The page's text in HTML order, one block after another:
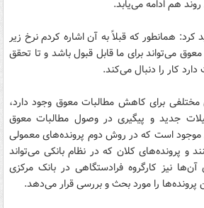
همانطور که قبلاً به آن اشاره کردم نرخ زیر
معوق می‌تواند برای ما قابل قبول باشد و تا تحقق
کار را دنبال می‌کند.
مختلفی برای کاهش مطالبات معوق وجود دارد،
جدید و پیگیری در وصول مطالبات معوق
موجود است که در روش دوم پرونده‌های معمولی
و پرونده‌های کلان که در نظام بانکی می‌تواند
برای آن‌ها نیز کارگروه فرادستگاهی در بانک مرکزی
را مورد بحث و بررسی قرار می‌دهد.